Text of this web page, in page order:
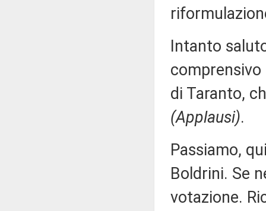
Intanto
comprensivo
di Taranto,
(Applausi).
Passiamo,
Boldrini. Se
votazione.